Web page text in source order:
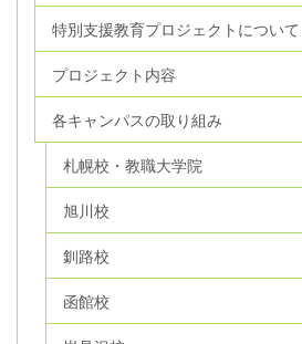
特別支援教育プロジェクトについて
プロジェクト内容
各キャンパスの取り組み
札幌校・教職大学院
旭川校
釧路校
函館校